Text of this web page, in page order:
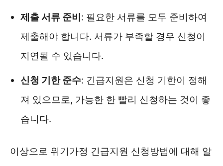
제출 서류 준비 : 필요한 서류를 모두 준비하여
제출해야 합니다. 서류가 부족할 경우 신청이
지연될 수 있습니다.
신청 기한 준수: 긴급지원은 신청 기한이 정해
져 있으므로, 가능한 한 빨리 신청하는 것이 좋
습니다.
이상으로 위기가정 긴급지원 신청방법에 대해 알